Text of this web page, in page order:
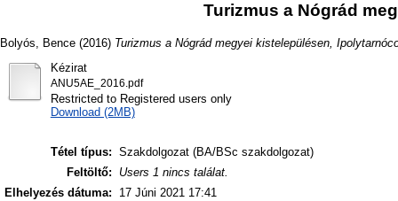
Turizmus a Nógrád
Bolyós, Bence (2016) Turizmus a Nógrád megyei kistelepülésen,
Kézirat
ANU5AE_2016.pdf
Restricted to Registered users only
Download (2MB)
Tétel típus: Szakdolgozat (BA/BSc szakdolgozat)
Feltöltő:
Users 1 nincs találat.
Elhelyezés dátuma:
17 Júni 2021 17:41